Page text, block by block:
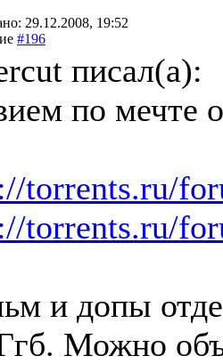
29.12.2008, 19:52
#196
писал(a):
по мечте
torrents.ru/
torrents.ru/
и допы
Можно